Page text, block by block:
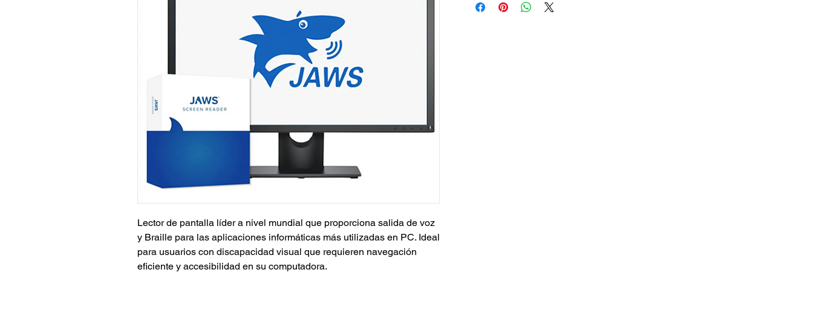
Lector de pantalla líder a nivel mundial que proporciona salida de voz
y Braille para las aplicaciones informáticas más utilizadas en PC. Ideal
para usuarios con discapacidad visual que requieren navegación
eficiente y accesibilidad en su computadora.